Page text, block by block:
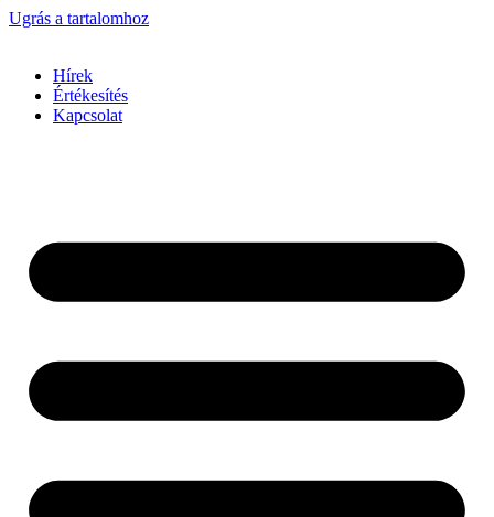
Ugrás a tartalomhoz
Hírek
Értékesítés
Kapcsolat